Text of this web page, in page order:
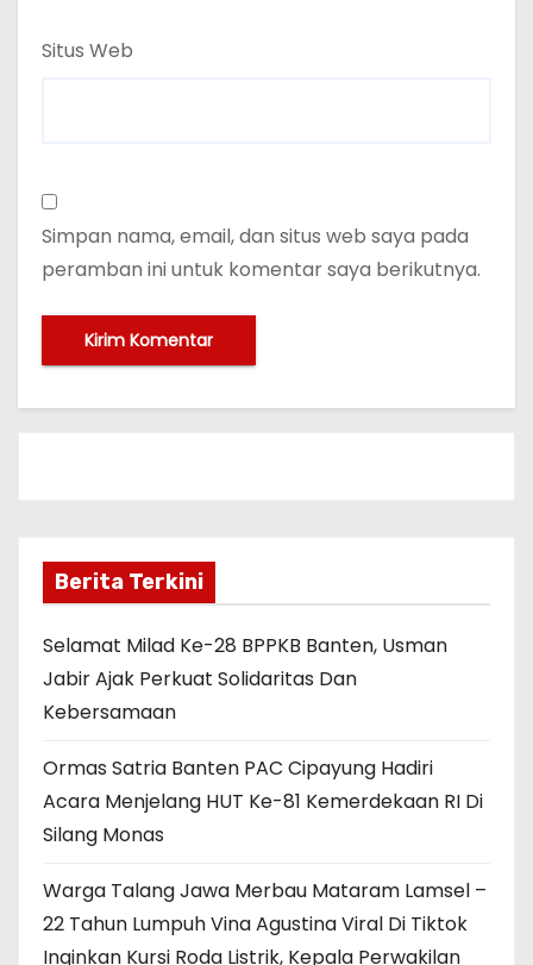
Situs Web
Simpan nama, email, dan situs web saya pada
peramban ini untuk komentar saya berikutnya.
Berita Terkini
Selamat Milad Ke-28 BPPKB Banten, Usman
Jabir Ajak Perkuat Solidaritas Dan
Kebersamaan
Ormas Satria Banten PAC Cipayung Hadiri
Acara Menjelang HUT Ke-81 Kemerdekaan RI Di
Silang Monas
Warga Talang Jawa Merbau Mataram Lamsel –
22 Tahun Lumpuh Vina Agustina Viral Di Tiktok
Inginkan Kursi Roda Listrik, Kepala Perwakilan